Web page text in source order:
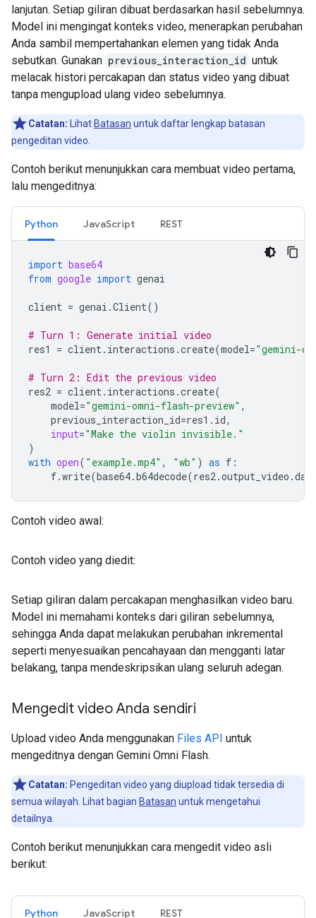
lanjutan. Setiap giliran dibuat berdasarkan hasil sebelumnya.
Model ini mengingat konteks video, menerapkan perubahan
Anda sambil mempertahankan elemen yang tidak Anda
sebutkan. Gunakan previous_interaction_id untuk
melacak histori percakapan dan status video yang dibuat
tanpa mengupload ulang video sebelumnya.
Catatan: Lihat Batasan untuk daftar lengkap batasan
pengeditan video.
Contoh berikut menunjukkan cara membuat video pertama,
lalu mengeditnya:
Python JavaScript REST
import base64
from google import genai
client = genai .Client()
# Turn 1: Generate initial video
res1
= client. interactions .create(model="gemini-
# Turn 2: Edit the previous video
res2 = client. interactions .create(
model="gemini-omni-flash-preview" ,
previous_interaction_id=res1 . id,
input="Make the violin invisible."
)
with open( "example.mp4" , "wb" ) as f :
f.write(base64.b64decode(res2.output_video .
Contoh video awal:
Contoh video yang diedit:
Setiap giliran dalam percakapan menghasilkan video baru.
Model ini memahami konteks dari giliran sebelumnya,
sehingga Anda dapat melakukan perubahan inkremental
seperti menyesuaikan pencahayaan dan mengganti latar
belakang, tanpa mendeskripsikan ulang seluruh adegan.
Mengedit video Anda sendiri
Upload video Anda menggunakan Files API untuk
mengeditnya dengan Gemini Omni Flash.
Catatan: Pengeditan video yang diupload tidak tersedia di
semua wilayah. Lihat bagian Batasan untuk mengetahui
detailnya.
Contoh berikut menunjukkan cara mengedit video asli
berikut:
Python JavaScript REST